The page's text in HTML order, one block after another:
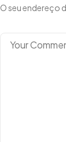
O seu endereço